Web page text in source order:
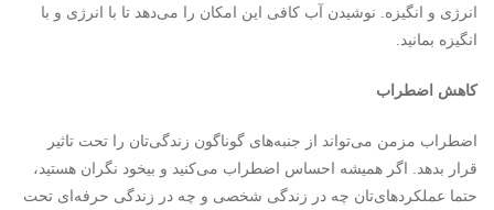
انرژی و انگیزه. نوشیدن آب کافی این امکان را می‌دهد تا با انرژی و با
انگیزه بمانید.
کاهش اضطراب
اضطراب مزمن می‌تواند از جنبه‌های گوناگون زندگی‌تان را تحت تاثیر
قرار بدهد. اگر همیشه احساس اضطراب می‌کنید و بیخود نگران هستید،
حتما عملکردهای‌تان چه در زندگی شخصی و چه در زندگی حرفه‌ای تحت